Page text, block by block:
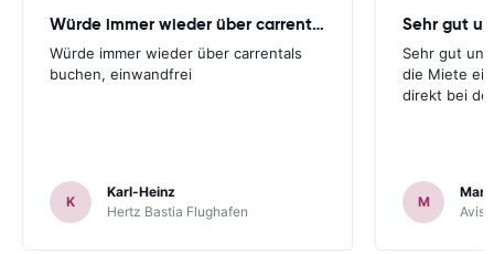
Würde immer wieder über carrentals
Würde immer wieder über carrentals
buchen, einwandfrei
K
Karl-Heinz
Hertz Bastia Flughafen
Sehr gut
die Miete
direkt bei
M
Avis